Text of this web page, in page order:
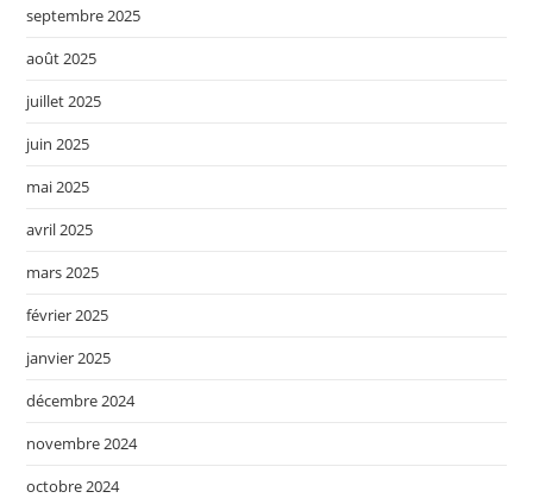
septembre 2025
août 2025
juillet 2025
juin 2025
mai 2025
avril 2025
mars 2025
février 2025
janvier 2025
décembre 2024
novembre 2024
octobre 2024